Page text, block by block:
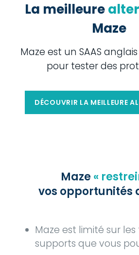
La meilleure
Maze
Maze est un SAAS
pour tester des
DÉCOUVRIR LA MEILLEURE
Maze«
vos opportunités
Maze est limité sur
supports que vous